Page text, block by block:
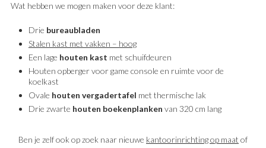
Wat hebben we mogen maken voor deze klant:
Drie bureaubladen
Stalen kast met vakken – hoog
Een lage houten kast met schuifdeuren
Houten opberger voor game console en ruimte voor de
koelkast
Ovale houten vergadertafel met thermische lak
Drie zwarte houten boekenplanken van 320 cm lang
Ben je zelf ook op zoek naar nieuwe kantoorinrichting op maat of